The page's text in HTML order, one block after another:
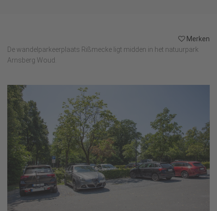
Merken
De wandelparkeerplaats Rißmecke ligt midden in het natuurpark
Arnsberg Woud.